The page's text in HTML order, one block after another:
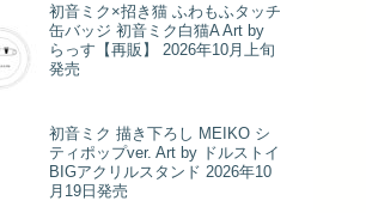
初音ミク×招き猫 ふわもふタッチ
缶バッジ 初音ミク白猫A Art by
らっす【再販】 2026年10月上旬
発売
初音ミク 描き下ろし MEIKO シ
ティポップver. Art by ドルストイ
BIGアクリルスタンド 2026年10
月19日発売